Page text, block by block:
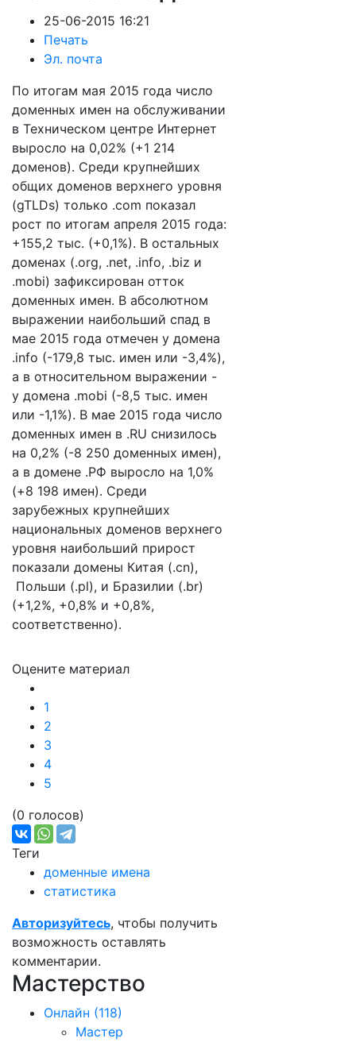
25-06-2015 16:21
Печать
Эл. почта
По итогам мая 2015 года число
доменных имен на обслуживании
в Техническом центре Интернет
выросло на 0,02% (+1 214
доменов). Среди крупнейших
общих доменов верхнего уровня
(gTLDs) только .com показал
рост по итогам апреля 2015 года:
+155,2 тыс. (+0,1%). В остальных
доменах (.org, .net, .info, .biz и
.mobi) зафиксирован отток
доменных имен. В абсолютном
выражении наибольший спад в
мае 2015 года отмечен у домена
.info (-179,8 тыс. имен или -3,4%),
а в относительном выражении -
у домена .mobi (-8,5 тыс. имен
или -1,1%). В мае 2015 года число
доменных имен в .RU снизилось
на 0,2% (-8 250 доменных имен),
а в домене .РФ выросло на 1,0%
(+8 198 имен). Среди
зарубежных крупнейших
национальных доменов верхнего
уровня наибольший прирост
показали домены Китая (.cn),
Польши (.pl), и Бразилии (.br)
(+1,2%, +0,8% и +0,8%,
соответственно).
Оцените материал
1
2
3
4
5
(0 голосов)
Теги
доменные имена
статистика
Авторизуйтесь, чтобы получить
возможность оставлять
комментарии.
Мастерство
Онлайн (118)
Мастер